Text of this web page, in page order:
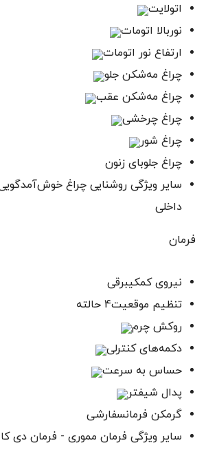
اتولایت
نوربالا اتومات
ارتفاع نور اتومات
چراغ مه‌شکن جلو
چراغ مه‌شکن عقب
چراغ چرخشی
چراغ شور
چراغ جلوبای زنون
سایر ویژگی‌ روشنایی چراغ خوش‌آمدگویی
داخلی
فرمان
نیروی کمکیبرقی
تنظیم موقعیت4 حالته
روکش چرم
دکمه‌های کنترلی
حساس به سرعت
پدال شیفتر
گرمکن فرمانسفارشی
سایر ویژگی‌ فرمان مموری - فرمان دی